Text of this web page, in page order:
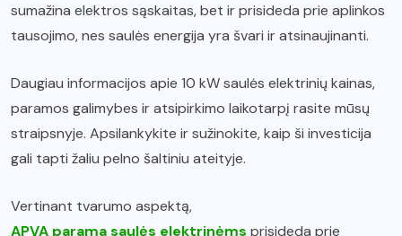
sumažina elektros sąskaitas, bet ir prisideda prie aplinkos
tausojimo, nes saulės energija yra švari ir atsinaujinanti.
Daugiau informacijos apie 10 kW saulės elektrinių kainas,
paramos galimybes ir atsipirkimo laikotarpį rasite mūsų
straipsnyje. Apsilankykite ir sužinokite, kaip ši investicija
gali tapti žaliu pelno šaltiniu ateityje.
Vertinant tvarumo aspektą,
APVA parama saulės elektrinėms prisideda prie